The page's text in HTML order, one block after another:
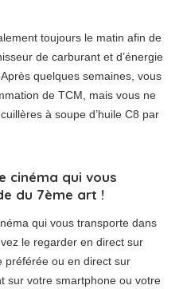
toujours le matin afin de
de carburant et d’énergie
quelques semaines, vous
de TCM, mais vous ne
à soupe d’huile C8 par
cinéma qui vous
du 7ème art !
qui vous transporte dans
le regarder en direct sur
préférée ou en direct sur
sur votre smartphone ou votre